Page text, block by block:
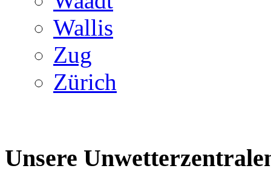
Wallis
Zug
Zürich
Unsere